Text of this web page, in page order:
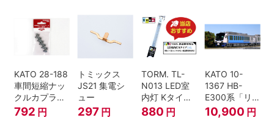
KATO 28-188
車間短縮ナッ
クルカプラー
灰 (ボギー貨
792 円
トミックス
JS21 集電シ
ュー
297 円
TORM. TL-
N013 LED室
内灯 Kタイ
プ・白色 1本
鉄道模型
880 円
KATO 10-
1367 HB-
E300系「リ
ゾートしらか
み・青池編
10,900 円